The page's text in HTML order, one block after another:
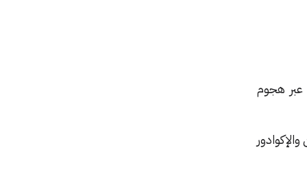
عبر هجوم